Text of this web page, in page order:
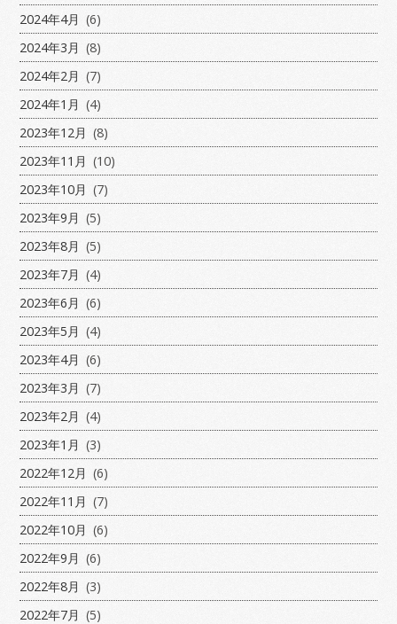
2024年4月 (6)
2024年3月 (8)
2024年2月 (7)
2024年1月 (4)
2023年12月 (8)
2023年11月 (10)
2023年10月 (7)
2023年9月 (5)
2023年8月 (5)
2023年7月 (4)
2023年6月 (6)
2023年5月 (4)
2023年4月 (6)
2023年3月 (7)
2023年2月 (4)
2023年1月 (3)
2022年12月 (6)
2022年11月 (7)
2022年10月 (6)
2022年9月 (6)
2022年8月 (3)
2022年7月 (5)